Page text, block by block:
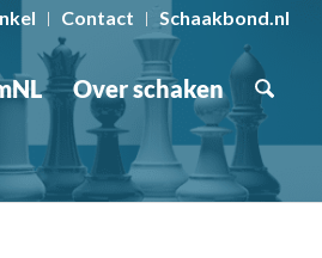
Contact Schaakbond.nl
Over schaken